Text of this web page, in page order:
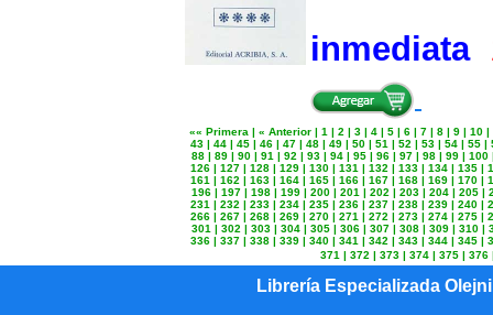
inmediata
«« Primera | « Anterior | 1 | 2 | 3 | 4 | 5 | 6 | 7 | 8 | 9 | 10 |
43 | 44 | 45 | 46 | 47 | 48 | 49 | 50 | 51 | 52 | 53 | 54 | 55 |
88 | 89 | 90 | 91 | 92 | 93 | 94 | 95 | 96 | 97 | 98 | 99 | 100
126 | 127 | 128 | 129 | 130 | 131 | 132 | 133 | 134 | 135 |
161 | 162 | 163 | 164 | 165 | 166 | 167 | 168 | 169 | 170 |
196| 197| 198| 199| 200| 201 | 202 | 203| 204| 205|
231 | 232 | 233 | 234 | 235 | 236 | 237 | 238 | 239 | 240 |
266 | 267 | 268 | 269 | 270 | 271 | 272 | 273 | 274 | 275 |
301 | 302 | 303| 304| 305| 306| 307| 308| 309| 310|
336 | 337 | 338 | 339 | 340 | 341 | 342 | 343 | 344 | 345 |
371 | 372 | 373| 374| 375| 376
Librería Especializada